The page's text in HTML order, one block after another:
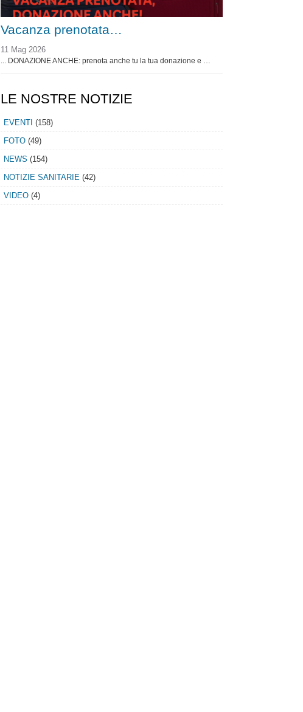
Vacanza prenotata…
11 Mag 2026
... DONAZIONE ANCHE: prenota anche tu la tua donazione e …
LE NOSTRE NOTIZIE
EVENTI (158)
FOTO (49)
NEWS (154)
NOTIZIE SANITARIE (42)
VIDEO (4)